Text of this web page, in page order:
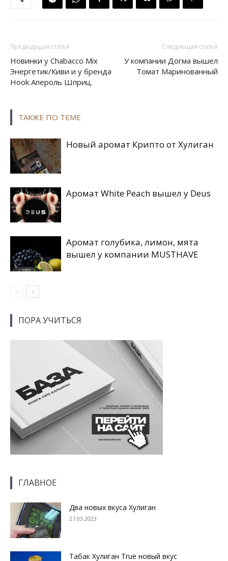
Предыдущая статья
Новинки у Chabacco Mix
Энергетик/Киви и у бренда
Hook Апероль Шприц.
Следующая статья
У компании Догма вышел
Томат Маринованный
ТАКЖЕ ПО ТЕМЕ
Новый аромат Крипто от Хулиган
Аромат White Peach вышел у Deus
Аромат голубика, лимон, мята
вышел у компании MUSTHAVE
ПОРА УЧИТЬСЯ
ГЛАВНОЕ
Два новых вкуса Хулиган
27.03.2023
Табак Хулиган True новый вкус